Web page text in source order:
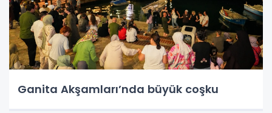
Ganita Akşamları’nda büyük coşku